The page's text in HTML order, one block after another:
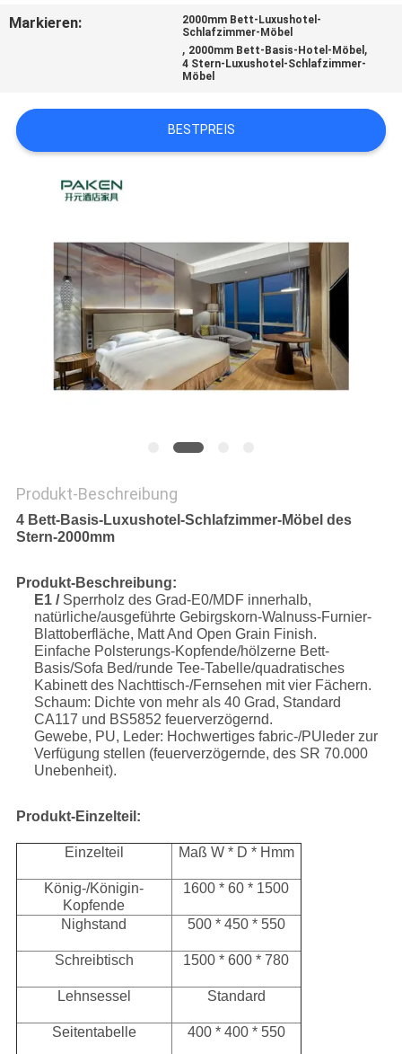
EIN
ZITAT
SITEMAP
PRIVACY
POLICY
Markieren:
2000mm Bett-Luxushotel-
Schlafzimmer-Möbel
, 2000mm Bett-Basis-Hotel-Möbel ,
4 Stern-Luxushotel-Schlafzimmer-
Möbel
BESTPREIS
Produkt-Beschreibung
4 Bett-Basis-Luxushotel-Schlafzimmer-Möbel des
Stern-2000mm
Produkt-Beschreibung:
E1 / Sperrholz des Grad-E0/MDF innerhalb,
natürliche/ausgeführte Gebirgskorn-Walnuss-Furnier-
Blattoberfläche, Matt And Open Grain Finish.
Einfache Polsterungs-Kopfende/hölzerne Bett-
Basis/Sofa Bed/runde Tee-Tabelle/quadratisches
Kabinett des Nachttisch-/Fernsehen mit vier Fächern.
Schaum: Dichte von mehr als 40 Grad, Standard
CA117 und BS5852 feuerverzögernd.
Gewebe, PU, Leder: Hochwertiges fabric-/PUleder zur
Verfügung stellen (feuerverzögernde, des SR 70.000
Unebenheit).
Produkt-Einzelteil:
Einzelteil Maß W * D * Hmm
König-/Königin-
Kopfende
1600 * 60 * 1500
Nighstand 500 * 450 * 550
Schreibtisch 1500 * 600 * 780
Lehnsessel Standard
Seitentabelle 400 * 400 * 550